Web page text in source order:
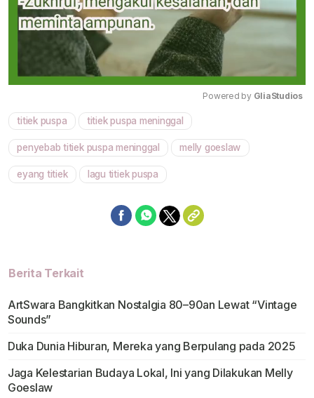
Powered by GliaStudios
titiek puspa titiek puspa meninggal
penyebab titiek puspa meninggal melly goeslaw
eyang titiek lagu titiek puspa
Berita Terkait
ArtSwara Bangkitkan Nostalgia 80–90an Lewat “Vintage
Sounds”
Duka Dunia Hiburan, Mereka yang Berpulang pada 2025
Jaga Kelestarian Budaya Lokal, Ini yang Dilakukan Melly
Goeslaw